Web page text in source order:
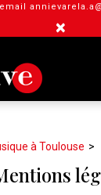
×
à Toulouse